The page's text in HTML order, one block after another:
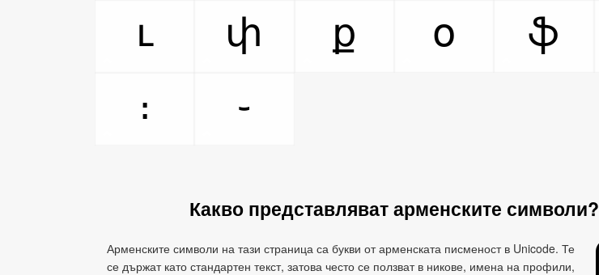
ւ
փ ք օ ֆ
։
֊
Какво представляват арменските символи?
Арменските символи на тази страница са букви от арменската писменост в Unicode. Те
се държат като стандартен текст, затова често се ползват в никове, имена на профили,